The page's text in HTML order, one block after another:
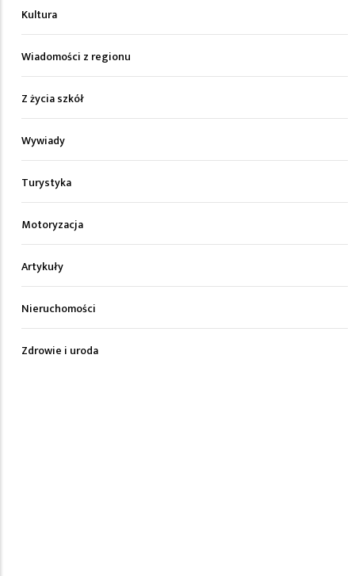
Kultura
Wiadomości z regionu
Z życia szkół
Wywiady
Turystyka
Motoryzacja
Artykuły
Nieruchomości
Zdrowie i uroda